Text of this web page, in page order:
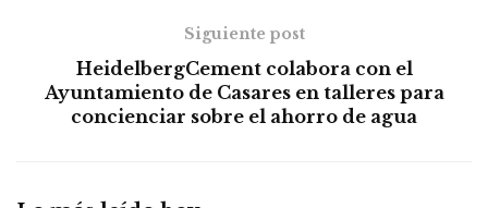
Siguiente post
HeidelbergCement colabora con el
Ayuntamiento de Casares en talleres para
concienciar sobre el ahorro de agua